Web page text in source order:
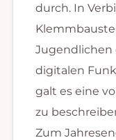
durch. In
Jugendlichen
digitalen
galt es eine
zu
Zum